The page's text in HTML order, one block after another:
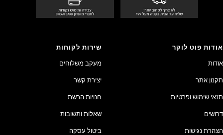
אודות פוט לוקר
אודות
תקנון אתר
תנאי שימוש ופרטיות
דרושים
הצהרת נגישות
שירות לקוחות
מעקב משלוחים
יצירת קשר
חנויות הרשת
שאלות ותשובות
ביטול עסקה